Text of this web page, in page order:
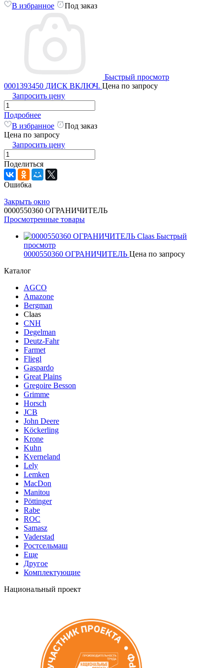
В избранное
Под заказ
Быстрый просмотр
0001393450 ДИСК ВКЛЮЧ. Цена по запросу
Запросить цену
Подробнее
В избранное
Под заказ
Цена по запросу
Запросить цену
Поделиться
Ошибка
Закрыть окно
0000550360 ОГРАНИЧИТЕЛЬ
Просмотренные товары
Быстрый
просмотр
0000550360 ОГРАНИЧИТЕЛЬ Цена по запросу
Каталог
AGCO
Amazone
Bergman
Claas
CNH
Degelman
Deutz-Fahr
Farmet
Fliegl
Gaspardo
Great Plains
Gregoire Besson
Grimme
Horsch
JCB
John Deere
Köckerling
Krone
Kuhn
Kverneland
Lely
Lemken
MacDon
Manitou
Pöttinger
Rabe
ROC
Samasz
Vaderstad
Ростсельмаш
Еще
Другое
Комплектующие
Национальный проект